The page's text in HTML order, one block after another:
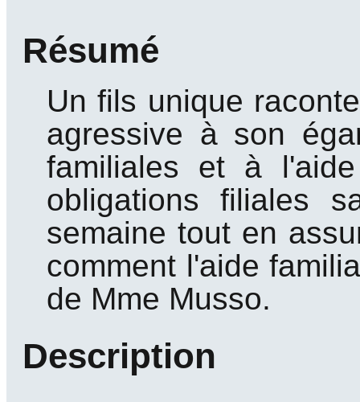
Résumé
Un fils unique
agressive à son
familiales et à
obligations filiales
semaine tout en
comment l'aide
de Mme Musso.
Description